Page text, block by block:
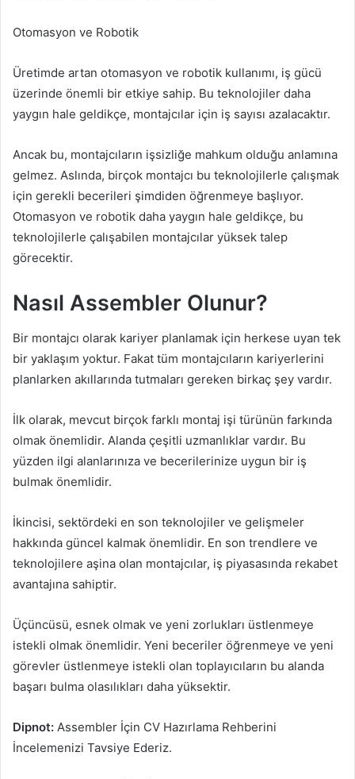
Otomasyon ve Robotik
Üretimde artan otomasyon ve robotik kullanımı, iş gücü
üzerinde önemli bir etkiye sahip. Bu teknolojiler daha
yaygın hale geldikçe, montajcılar için iş sayısı azalacaktır.
Ancak bu, montajcıların işsizliğe mahkum olduğu anlamına
gelmez. Aslında, birçok montajcı bu teknolojilerle çalışmak
için gerekli becerileri şimdiden öğrenmeye başlıyor.
Otomasyon ve robotik daha yaygın hale geldikçe, bu
teknolojilerle çalışabilen montajcılar yüksek talep
görecektir.
Nasıl Assembler Olunur?
Bir montajcı olarak kariyer planlamak için herkese uyan tek
bir yaklaşım yoktur. Fakat tüm montajcıların kariyerlerini
planlarken akıllarında tutmaları gereken birkaç şey vardır.
İlk olarak, mevcut birçok farklı montaj işi türünün farkında
olmak önemlidir. Alanda çeşitli uzmanlıklar vardır. Bu
yüzden ilgi alanlarınıza ve becerilerinize uygun bir iş
bulmak önemlidir.
İkincisi, sektördeki en son teknolojiler ve gelişmeler
hakkında güncel kalmak önemlidir. En son trendlere ve
teknolojilere aşina olan montajcılar, iş piyasasında rekabet
avantajına sahiptir.
Üçüncüsü, esnek olmak ve yeni zorlukları üstlenmeye
istekli olmak önemlidir. Yeni beceriler öğrenmeye ve yeni
görevler üstlenmeye istekli olan toplayıcıların bu alanda
başarı bulma olasılıkları daha yüksektir.
Dipnot: Assembler İçin CV Hazırlama Rehberini
İncelemenizi Tavsiye Ederiz.